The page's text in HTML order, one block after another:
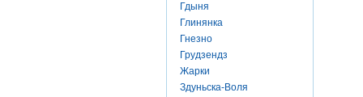
Гдыня
Глинянка
Гнезно
Грудзендз
Жарки
Здуньска-Воля